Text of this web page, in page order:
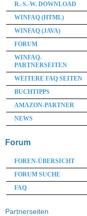
R.-S.-W. DOWNLOAD
WINFAQ (HTML)
WINFAQ (JAVA)
FORUM
WINFAQ-
PARTNERSEITEN
WEITERE FAQ SEITEN
BUCHTIPPS
AMAZON-PARTNER
NEWS
Forum
FOREN-ÜBERSICHT
FORUM SUCHE
FAQ
Partnerseiten